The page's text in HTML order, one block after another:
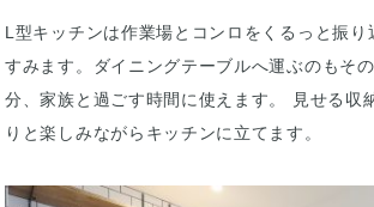
L型キッチンは作業場とコンロをくるっと振
すみます。ダイニングテーブルへ運ぶのもそ
分、家族と過ごす時間に使えます。 見せる収
りと楽しみながらキッチンに立てます。